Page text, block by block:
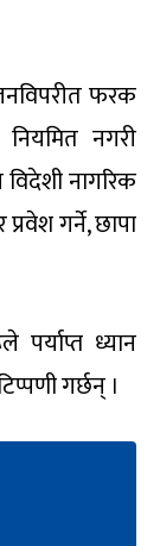
फरक
नगरी
नागरिक
गर्ने, छापा
ध्यान
गर्छन् ।